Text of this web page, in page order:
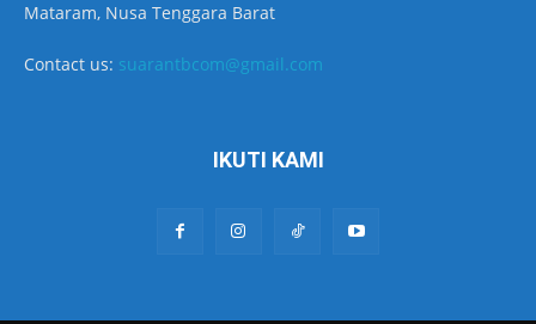
Mataram, Nusa Tenggara Barat
Contact us: suarantbcom@gmail.com
IKUTI KAMI